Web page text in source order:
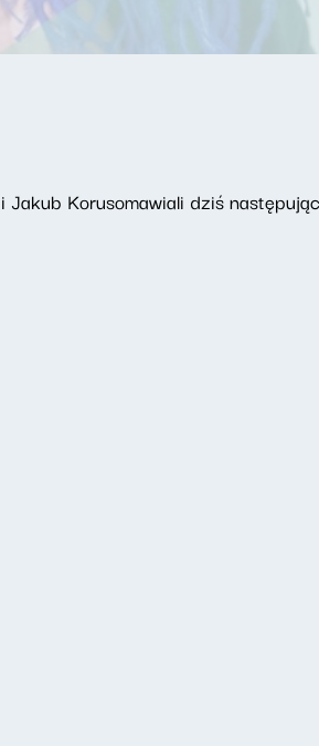
Korusomawiali dziś